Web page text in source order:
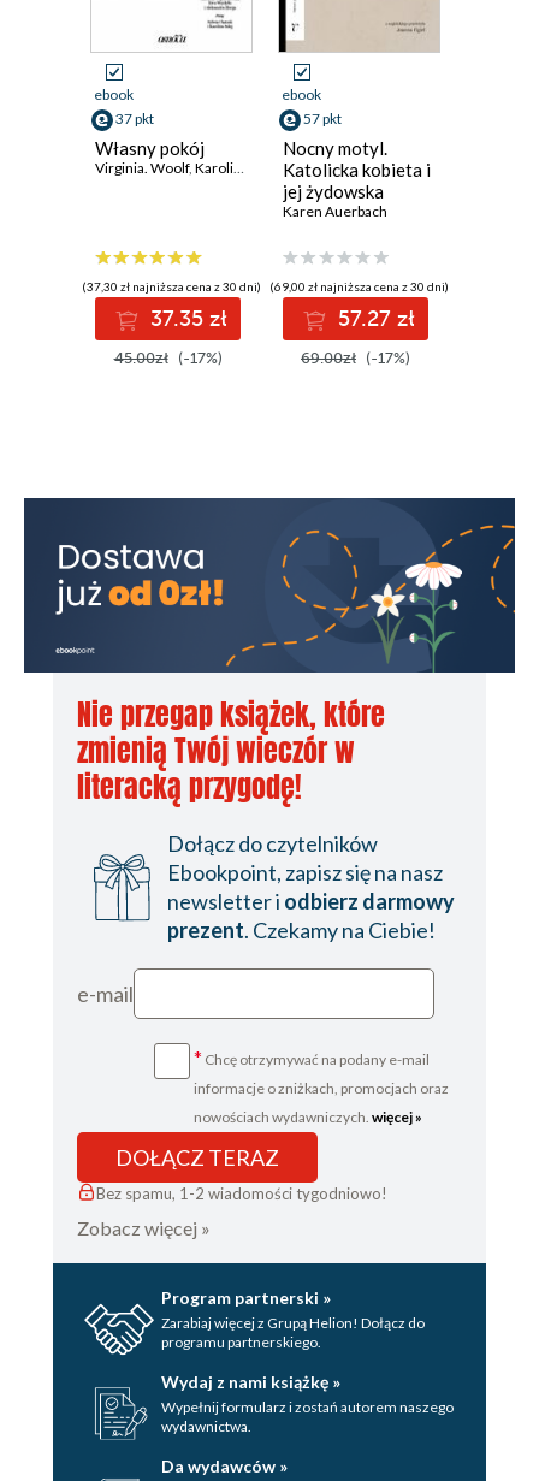
ebook
37 pkt
Własny pokój
Virginia. Woolf, Karolina Sulej ,Sylwia Chutnik
(37,30 zł najniższa cena z 30 dni)
37.35 zł
45.00zł (-17%)
ebook
57 pkt
Nocny motyl.
Katolicka kobieta i
jej żydowska
rodzina w
przełomie XIX i XX
wieku
Karen Auerbach
(69,00 zł najniższa cena z 30 dni)
57.27 zł
69.00zł (-17%)
Nie przegap książek, które
zmienią Twój wieczór w
literacką przygodę!
Dołącz do czytelników
Ebookpoint, zapisz się na nasz
newsletter i odbierz darmowy
prezent. Czekamy na Ciebie!
e-mail
* Chcę otrzymywać na podany e-mail
informacje o zniżkach, promocjach oraz
nowościach wydawniczych. więcej »
DOŁĄCZ TERAZ
Bez spamu, 1-2 wiadomości tygodniowo!
Zobacz więcej »
Program partnerski »
Zarabiaj więcej z Grupą Helion! Dołącz do
programu partnerskiego.
Wydaj z nami książkę »
Wypełnij formularz i zostań autorem naszego
wydawnictwa.
Da wydawców »